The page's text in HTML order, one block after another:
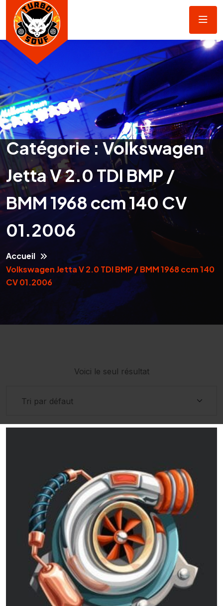
Catégorie : Volkswagen
Jetta V 2.0 TDI BMP /
BMM 1968 ccm 140 CV
01.2006
Accueil
Volkswagen Jetta V 2.0 TDI BMP / BMM 1968 ccm 140
CV 01.2006
Voici le seul résultat